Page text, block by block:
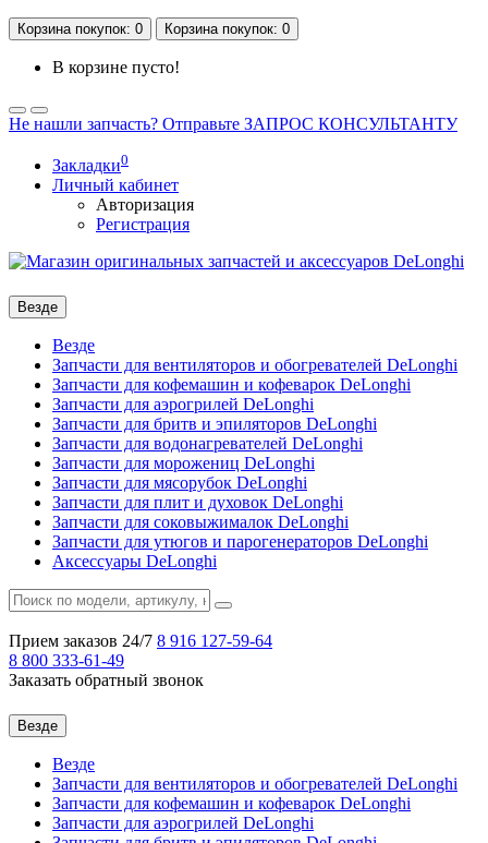
Корзинапокупок: 0 Корзинапокупок: 0
В корзине пусто!
Не нашли запчасть? Отправьте ЗАПРОС КОНСУЛЬТАНТУ
Закладки0
Личный кабинет
Авторизация
Регистрация
Везде
Везде
Запчасти для вентиляторов и обогревателей DeLonghi
Запчасти для кофемашин и кофеварок DeLonghi
Запчасти для аэрогрилей DeLonghi
Запчасти для бритв и эпиляторов DeLonghi
Запчасти для водонагревателей DeLonghi
Запчасти для морожениц DeLonghi
Запчасти для мясорубок DeLonghi
Запчасти для плит и духовок DeLonghi
Запчасти для соковыжималок DeLonghi
Запчасти для утюгов и парогенераторов DeLonghi
Аксессуары DeLonghi
Прием заказов 24/7 8 916 127-59-64
8 800 333-61-49
Заказать обратный звонок
Везде
Везде
Запчасти для вентиляторов и обогревателей DeLonghi
Запчасти для кофемашин и кофеварок DeLonghi
Запчасти для аэрогрилей DeLonghi